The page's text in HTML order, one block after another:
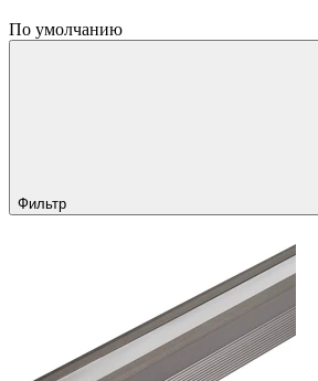
По умолчанию
Фильтр